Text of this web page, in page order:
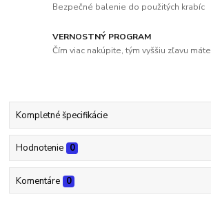
Bezpečné balenie do použitých krabíc
VERNOSTNÝ PROGRAM
Čím viac nakúpite, tým vyššiu zľavu máte
Kompletné špecifikácie
Hodnotenie 0
Komentáre 0